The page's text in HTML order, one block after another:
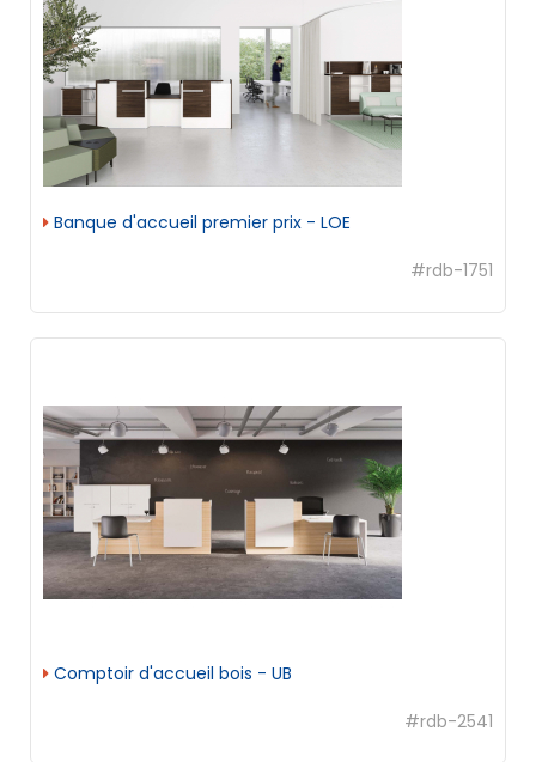
Banque d'accueil premier prix - LOE
#rdb-1751
Comptoir d'accueil bois - UB
#rdb-2541